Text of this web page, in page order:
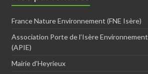
France Nature Environnement (FNE Isère)
Association Porte de l’Isère Environnement
(APIE)
Mairie d’Heyrieux